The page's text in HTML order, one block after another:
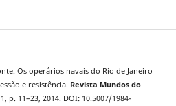
Os operários navais do Rio de Janeiro
e resistência. Revista Mundos do
p. 11–23, 2014. DOI: 10.5007/1984-